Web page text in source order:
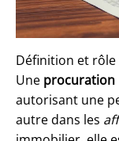
Définition et
Une procuration
autorisant une
autre dans les